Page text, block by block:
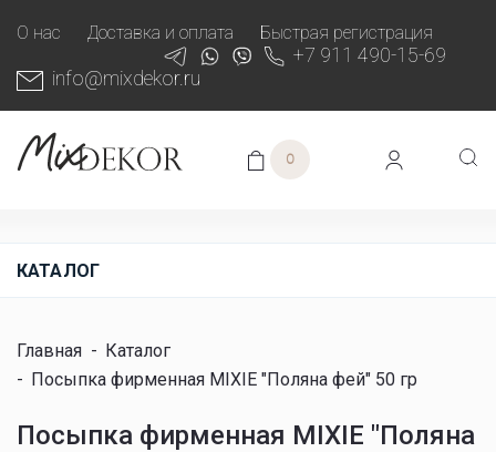
О нас Доставка и оплата Быстрая регистрация
+7 911 490-15-69
info@mixdekor.ru
0
КАТАЛОГ
Главная - Каталог
- Посыпка фирменная MIXIE "Поляна фей" 50 гр
Посыпка фирменная MIXIE "Поляна